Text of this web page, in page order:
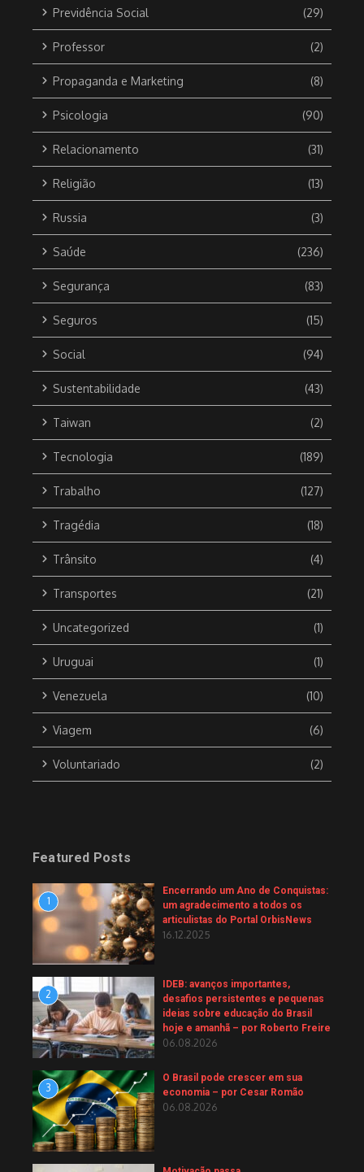
Previdência Social (29)
Professor (2)
Propaganda e Marketing (8)
Psicologia (90)
Relacionamento (31)
Religião (13)
Russia (3)
Saúde (236)
Segurança (83)
Seguros (15)
Social (94)
Sustentabilidade (43)
Taiwan (2)
Tecnologia (189)
Trabalho (127)
Tragédia (18)
Trânsito (4)
Transportes (21)
Uncategorized (1)
Uruguai (1)
Venezuela (10)
Viagem (6)
Voluntariado (2)
Featured Posts
1
Encerrando um Ano de Conquistas:
um agradecimento a todos os
articulistas do Portal OrbisNews
16.12.2025
2
IDEB: avanços importantes,
desafios persistentes e pequenas
ideias sobre educação do Brasil
hoje e amanhã – por Roberto Freire
06.08.2026
3
O Brasil pode crescer em sua
economia – por Cesar Romão
06.08.2026